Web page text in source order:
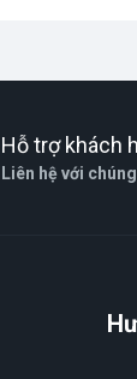
Hỗ trợ khách
Liên hệ với